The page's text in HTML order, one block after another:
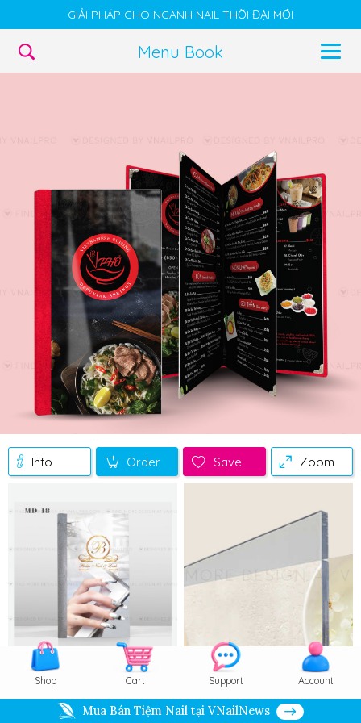
GIẢI PHÁP CHO NGÀNH NAIL THỜI ĐẠI MỚI
Menu Book
Info Order Save Zoom
Shop Cart Support Account
Mua Bán Tiệm Nail tại VNailNews